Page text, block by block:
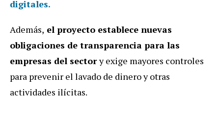
digitales.
Además, el proyecto establece nuevas
obligaciones de transparencia para las
empresas del sectory exige mayores controles
para prevenir el lavado de dinero y otras
actividades ilícitas.